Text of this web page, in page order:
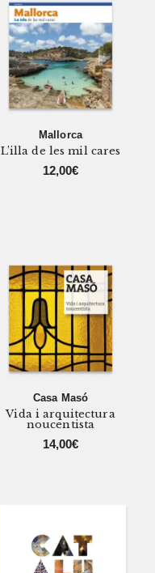
Mallorca
L’illa de les mil cares
12,00€
Casa Masó
Vida i arquitectura
noucentista
14,00€